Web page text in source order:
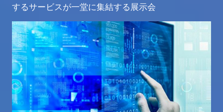
するサービスが一堂に集結する展示会